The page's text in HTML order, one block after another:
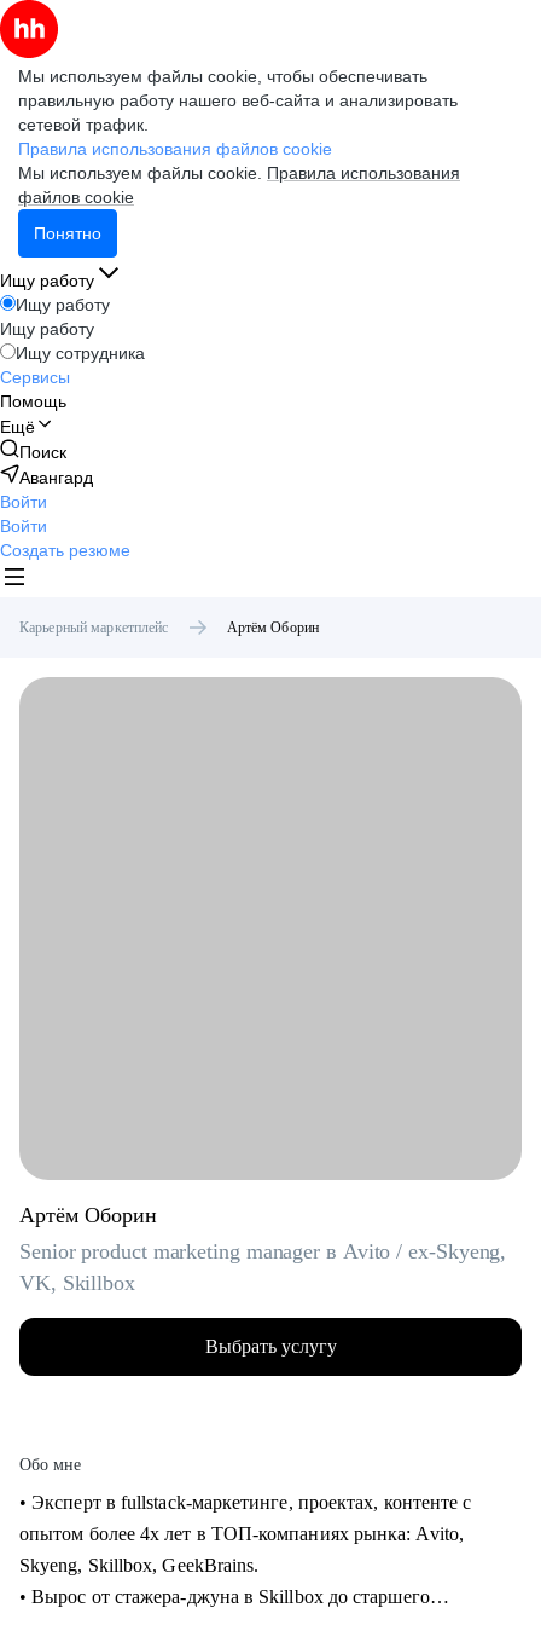
Мы используем файлы cookie, чтобы обеспечивать
правильную работу нашего веб-сайта и анализировать
сетевой трафик.
Правила использования файлов cookie
Мы используем файлы cookie. Правила использования
файлов cookie
Понятно
Ищу работу
Ищу работу
Ищу работу
Ищу сотрудника
Сервисы
Помощь
Ещё
Поиск
Авангард
Войти
Войти
Создать резюме
Карьерный маркетплейс Артём Оборин
Артём Оборин
Senior product marketing manager в Avito / ex-Skyeng,
VK, Skillbox
Выбрать услугу
Обо мне
• Эксперт в fullstack-маркетинге, проектах, контенте с
опытом более 4х лет в ТОП-компаниях рынка: Avito,
Skyeng, Skillbox, GeekBrains.
• Вырос от стажера-джуна в Skillbox до старшего